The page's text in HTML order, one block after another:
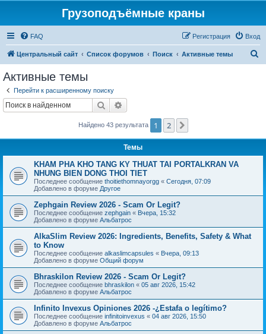
Грузоподъёмные краны
FAQ Вход
Регистрация
Центральный сайт Список форумов Поиск Активные темы
Активные темы
Перейти к расширенному поиску
Поиск
Найдено 43 результата 1 2
Темы
KHAM PHA KHO TANG KY THUAT TAI PORTALKRAN VA
NHUNG BIEN DONG THOI TIET
Последнее сообщение thoitiethomnayorgg « Сегодня, 07:09
Добавлено в форуме Другое
Zephgain Review 2026 - Scam Or Legit?
Последнее сообщение zephgain « Вчера, 15:32
Добавлено в форуме Альбатрос
AlkaSlim Review 2026: Ingredients, Benefits, Safety & What
to Know
Последнее сообщение alkaslimcapsules « Вчера, 09:13
Добавлено в форуме Общий форум
Bhraskilon Review 2026 - Scam Or Legit?
Последнее сообщение bhraskilon « 05 авг 2026, 15:42
Добавлено в форуме Альбатрос
Infinito Invexus Opiniones 2026 -¿Estafa o legítimo?
Последнее сообщение infinitoinvexus « 04 авг 2026, 15:50
Добавлено в форуме Альбатрос